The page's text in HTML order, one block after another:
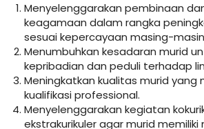
Menyelenggarakan pembinaan
keagamaan dalam rangka
sesuai kepercayaan masing-
Menumbuhkan kesadaran murid
kepribadian dan peduli terhadap
Meningkatkan kualitas murid yang
kualifikasi professional.
Menyelenggarakan kegiatan
ekstrakurikuler agar murid memiliki